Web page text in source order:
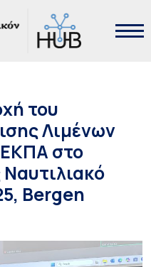
του
Λιμένων
ΕΚΠΑ στο
Bergen